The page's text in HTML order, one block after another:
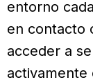
entorno
en contacto
acceder a
activamente